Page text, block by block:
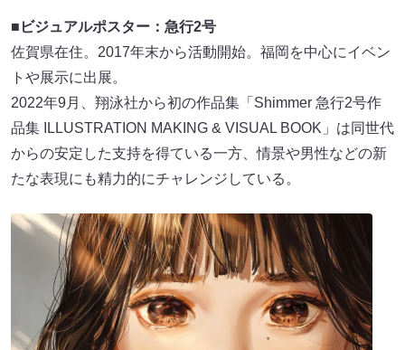
■ ビジュアルポスター：急行2号
佐賀県在住。2017年末から活動開始。福岡を中心にイベン
トや展示に出展。
2022年9月、翔泳社から初の作品集「Shimmer 急行2号作
品集 ILLUSTRATION MAKING & VISUAL BOOK」は同世代
からの安定した⽀持を得ている一方、情景や男性などの新
たな表現にも精⼒的にチャレンジしている。